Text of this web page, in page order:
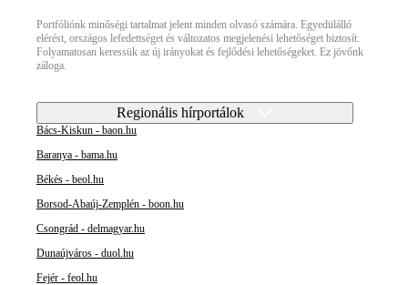
Portfóliónk minőségi tartalmat jelent minden olvasó számára. Egyedülálló
elérést, országos lefedettséget és változatos megjelenési lehetőséget biztosít.
Folyamatosan keressük az új irányokat és fejlődési lehetőségeket. Ez jövőnk
záloga.
Regionális hírportálok
Bács-Kiskun - baon.hu
Baranya - bama.hu
Békés - beol.hu
Borsod-Abaúj-Zemplén - boon.hu
Csongrád - delmagyar.hu
Dunaújváros - duol.hu
Fejér - feol.hu